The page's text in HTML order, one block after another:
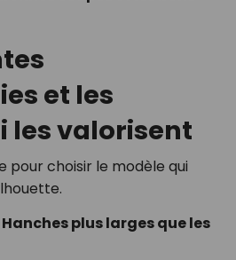
et les
les valorisent
pour choisir le modèle qui
Hanches plus larges que les